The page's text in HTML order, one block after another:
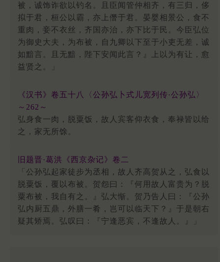
被，诚饰诈欲以钓名。且臣闻管仲相齐，有三归，侈
拟于君，桓公以霸，亦上僭于君。晏婴相景公，食不
重肉，妾不衣丝，齐国亦治，亦下比于民。今臣弘位
为御史大夫，为布被，自九卿以下至于小吏无差，诚
如黯言。且无黯，陛下安闻此言？』上以为有让，愈
益贤之。」
《汉书》卷五十八〈公孙弘卜式儿宽列传·公孙弘〉
～262～
弘身食一肉，脱粟饭，故人宾客仰衣食，奉禄皆以给
之，家无所馀。
旧题晋·葛洪《西京杂记》卷二
「公孙弘起家徒步为丞相，故人齐高贺从之，弘食以
脱粟饭，覆以布被。贺怨曰：『何用故人富贵为？脱
粟布被，我自有之。』弘大惭。贺乃告人曰：『公孙
弘内厨五鼎，外膳一肴，岂可以临天下？』于是朝右
疑其矫焉。弘叹曰：『宁逢恶宾，不逢故人。』」